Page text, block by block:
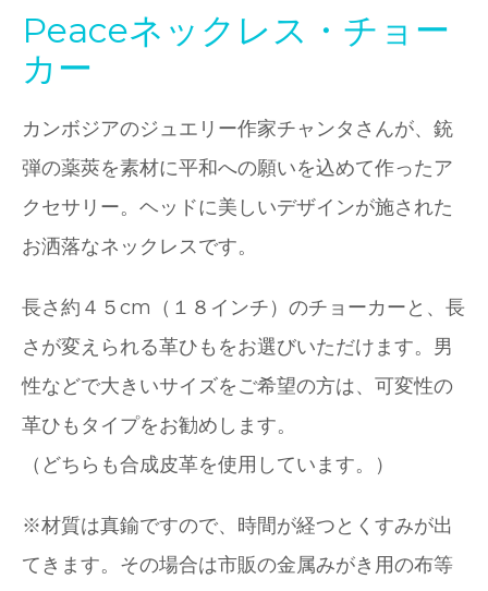
Peaceネックレス・チョー
カー
カンボジアのジュエリー作家チャンタさんが、銃
弾の薬莢を素材に平和への願いを込めて作ったア
クセサリー。ヘッドに美しいデザインが施された
お洒落なネックレスです。
長さ約４５cm（１８インチ）のチョーカーと、長
さが変えられる革ひもをお選びいただけます。男
性などで大きいサイズをご希望の方は、可変性の
革ひもタイプをお勧めします。
（どちらも合成皮革を使用しています。）
※材質は真鍮ですので、時間が経つとくすみが出
てきます。その場合は市販の金属みがき用の布等